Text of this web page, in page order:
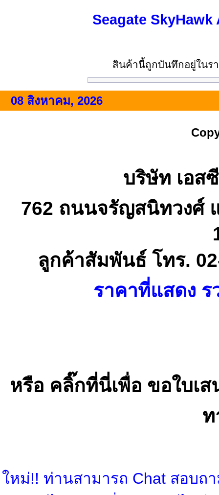
Seagate
สินค้านี้ถูกบันทึกอยู่ในร
08 สิงหาคม, 2026
บริษัท เอส
762 ถนนจรัญสนิทวงศ์
ลูกค้าสัมพันธ์ โทร.
ราคาที่แสดง
หรือ คลิ๊กที่นี่เพื่อ ขอใบเ
ท
ใหม่!! ท่านสามารถ Chat สอบถ